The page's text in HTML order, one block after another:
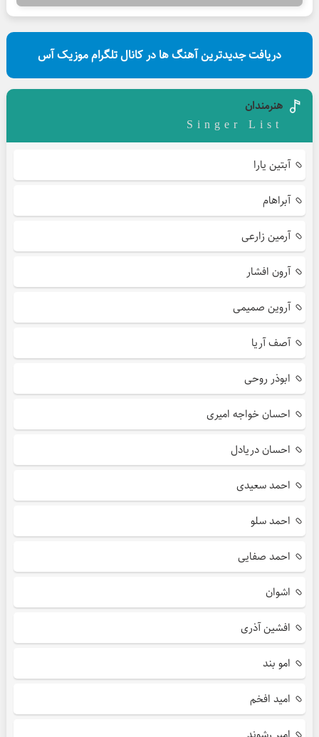
دریافت جدیدترین آهنگ ها در کانال تلگرام موزیک آس
هنرمندان
Singer List
آبتین یارا
آبراهام
آرمین زارعی
آرون افشار
آروین صمیمی
آصف آریا
ابوذر روحی
احسان خواجه امیری
احسان دریادل
احمد سعیدی
احمد سلو
احمد صفایی
اشوان
افشین آذری
امو بند
امید افخم